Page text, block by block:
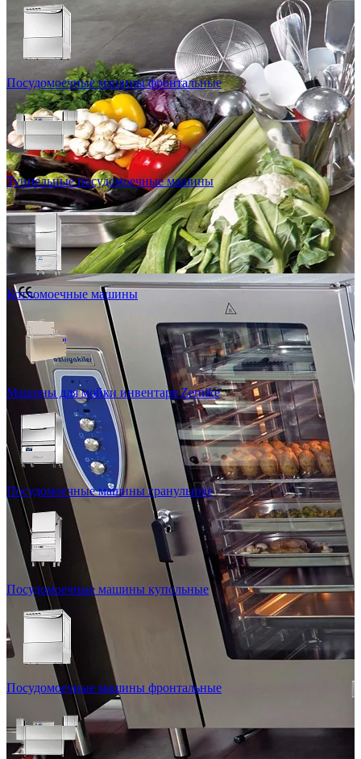
Посудомоечные машины фронтальные
Туннельные посудомоечные машины
Котломоечные машины
Машины для мойки инвентаря Zernike
Посудомоечные машины гранульные
Посудомоечные машины купольные
Посудомоечные машины фронтальные